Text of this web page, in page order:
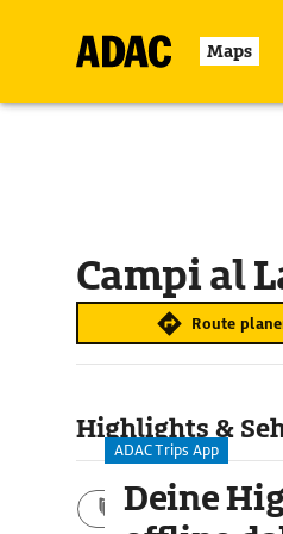
Maps
Campi al
Route
Highlights &
Aktivitäten
ADAC Trips App
Deine